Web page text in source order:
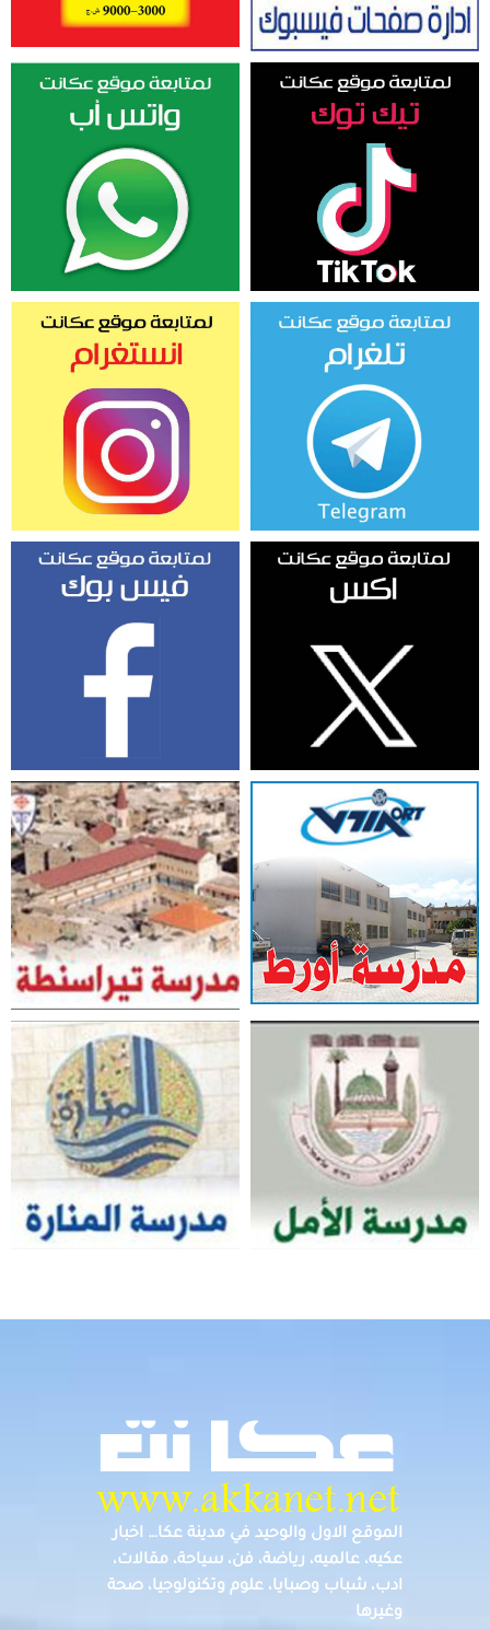
الموقع الاول والوحيد في مدينة عكا… اخبار
عكيه، عالميه، رياضة، فن، سياحة، مقالات،
ادب، شباب وصبايا، علوم وتكنولوجيا، صحة
وغيرها